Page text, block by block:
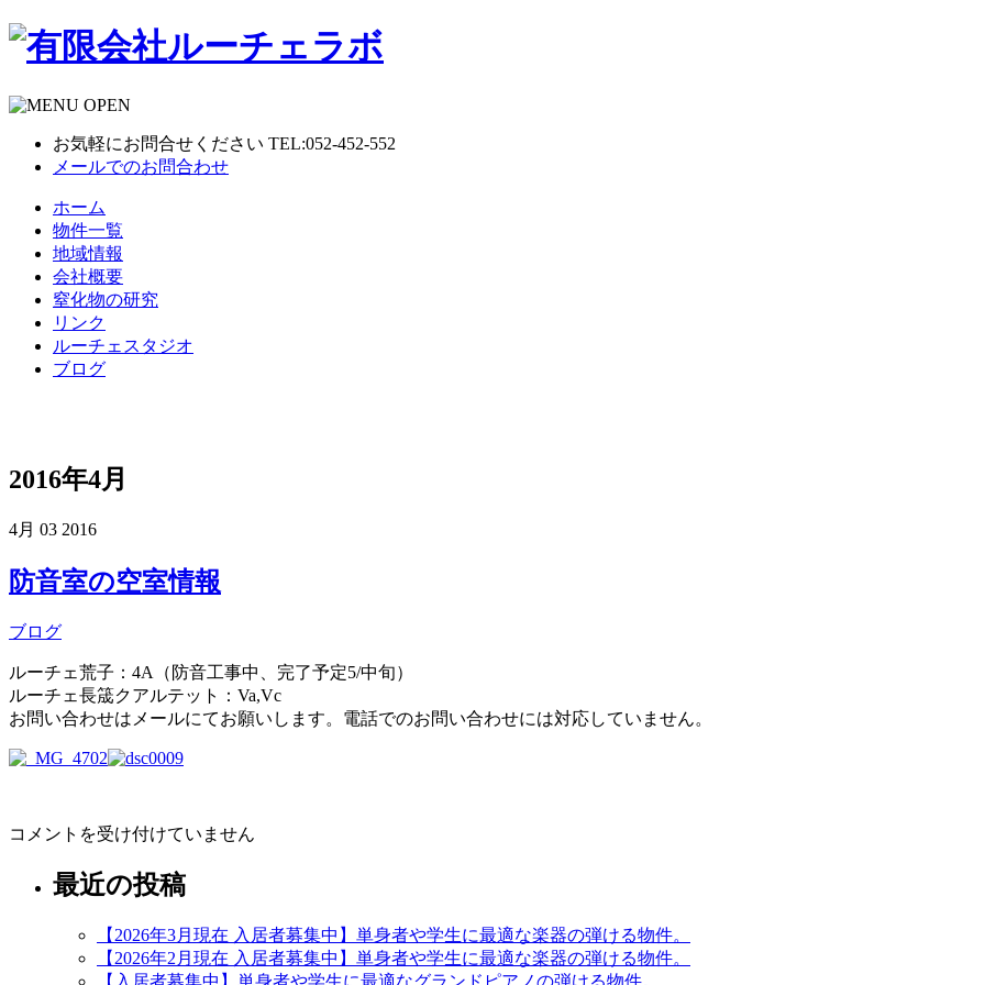
お気軽にお問合せください TEL:052-452-552
メールでのお問合わせ
ホーム
物件一覧
地域情報
会社概要
窒化物の研究
リンク
ルーチェスタジオ
ブログ
2016年4月
4月 03 2016
防音室の空室情報
ブログ
ルーチェ荒子：4A（防音工事中、完了予定5/中旬）
ルーチェ長筬クアルテット：Va,Vc
お問い合わせはメールにてお願いします。電話でのお問い合わせには対応していません。
防
コメントを受け付けていません
最近の投稿
【2026年3月現在 入居者募集中】単身者や学生に最適な楽器の弾ける物件。
【2026年2月現在 入居者募集中】単身者や学生に最適な楽器の弾ける物件。